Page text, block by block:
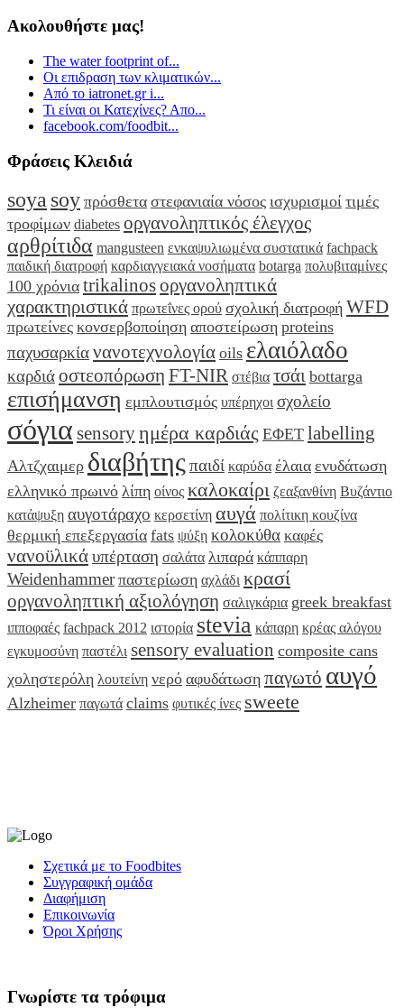
Ακολουθήστε μας!
The water footprint of...
Οι επιδραση των κλιματικών...
Από το iatronet.gr i...
Τι είναι οι Κατεχίνες? Απο...
facebook.com/foodbit...
Φράσεις Κλειδιά
soyasoy πρόσθετα στεφανιαία νόσος ισχυρισμοί τιμές
τροφίμων diabetes οργανοληπτικός έλεγχος
αρθρίτιδα mangusteen ενκαψυλιωμένα συστατικά fachpack
παιδική διατροφή καρδιαγγειακά νοσήματα botarga πολυβιταμίνες
100 χρόνια trikalinosοργανοληπτικά
χαρακτηριστικά πρωτεΐνες ορού σχολική διατροφή WFD
πρωτείνες κονσερβοποίηση αποστείρωση proteins
παχυσαρκίανανοτεχνολογία oils ελαιόλαδο
καρδιάοστεοπόρωση FT-NIR στέβια τσάι bottarga
επισήμανση εμπλουτισμός υπέρηχοι σχολείο
σόγια sensoryημέρα καρδιάς ΕΦΕΤ labelling
Αλτζχαιμερ διαβήτηςπαιδί καρύδα έλαια ενυδάτωση
ελληνικό πρωινό λίπη οίνος καλοκαίρι ζεαξανθίνη Βυζάντιο
κατάψυξη αυγοτάραχο κερσετίνη αυγά πολίτικη κουζίνα
θερμική επεξεργασία fats ψύξη κολοκύθα καφές
νανοϋλικάυπέρταση σαλάτα λιπαρά κάππαρη
Weidenhammer παστερίωση αχλάδι κρασί
οργανοληπτική αξιολόγηση σαλιγκάρια greek breakfast
ιπποφαές fachpack 2012 ιστορία stevia κάπαρη κρέας αλόγου
εγκυμοσύνη παστέλι sensory evaluation composite cans
χοληστερόλη λουτείνη νερό αφυδάτωση παγωτό αυγό
Alzheimer παγωτά claims φυτικές ίνες sweete
Σχετικά με το Foodbites
Συγγραφική ομάδα
Διαφήμιση
Επικοινωνία
Όροι Χρήσης
Γνωρίστε τα τρόφιμα